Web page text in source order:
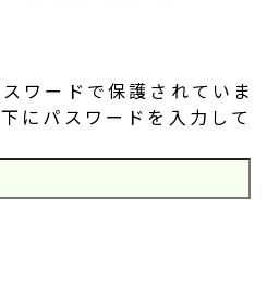
ワードで保護されていま
にパスワードを入力して